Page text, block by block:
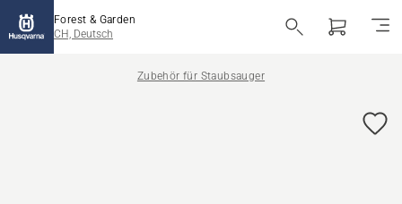
Forest & Garden
CH, Deutsch
Zubehör für Staubsauger